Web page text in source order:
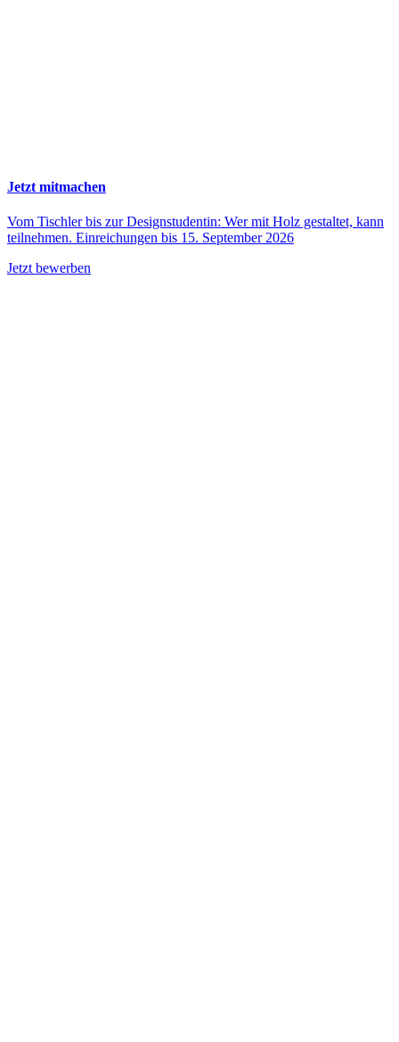
Jetzt mitmachen
Vom Tischler bis zur Designstudentin: Wer mit Holz gestaltet, kann
teilnehmen. Einreichungen bis 15. September 2026
Jetzt bewerben